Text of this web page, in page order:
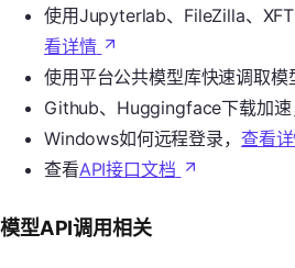
使用Jupyterlab、FileZilla、
看详情
使用平台公共模型库快速调取模
Github、Huggingface下载加速
Windows如何远程登录， 查看
查看API接口文档
模型API调用相关